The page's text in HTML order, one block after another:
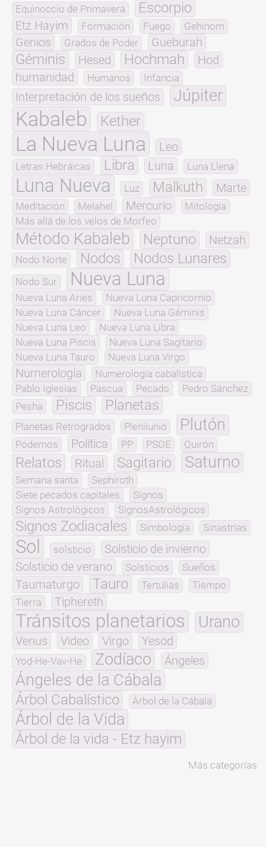
Equinoccio de Primavera Escorpio
Etz Hayim Formación Fuego Gehinom
Genios Grados de Poder Gueburah
Géminis Hesed Hochmah
Hod
humanidad
Humanos Infancia
Interpretación de los sueños Júpiter
Kabaleb Kether
La Nueva Luna Leo
Letras Hebráicas Libra Luna Luna Llena
Luna Nueva Luz Malkuth Marte
Meditación Melahel Mercurio
Mitología
Más allá de los velos de Morfeo
Método Kabaleb Neptuno Netzah
Nodo Norte Nodos Nodos Lunares
Nodo Sur Nueva Luna
Nueva Luna Aries
Nueva Luna Capricornio
Nueva Luna Cáncer
Nueva Luna Géminis
Nueva Luna Leo
Nueva Luna Libra
Nueva Luna Piscis
Nueva Luna Sagitario
Nueva Luna Tauro
Nueva Luna Virgo
Numerología
Numerología cabalística
Pablo Iglesias
Pascua Pecado
Pedro Sánchez
Pesha
Piscis Planetas
Planetas Retrógrados Plenilunio Plutón
Podemos Política PP PSOE Quirón
Relatos Ritual Sagitario Saturno
Semana santa
Sephiroth
Siete pecados capitales
Signos
Signos Astrológicos
SignosAstrológicos
Signos Zodiacales Simbología Sinastrías
Sol solsticio
Solsticio de invierno
Solsticio de verano
Solsticios Sueños
Taumaturgo Tauro Tertulias
Tiempo
Tierra
Tiphereth
Tránsitos planetarios Urano
Venus Video Virgo Yesod
Yod-He-Vav-He Zodíaco Ángeles
Ángeles de la Cábala
Árbol Cabalístico Árbol de la Cábala
Árbol de la Vida
Árbol de la vida - Etz hayim
Más categorías